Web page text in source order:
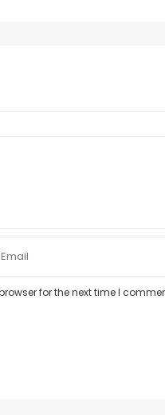
for the next time I